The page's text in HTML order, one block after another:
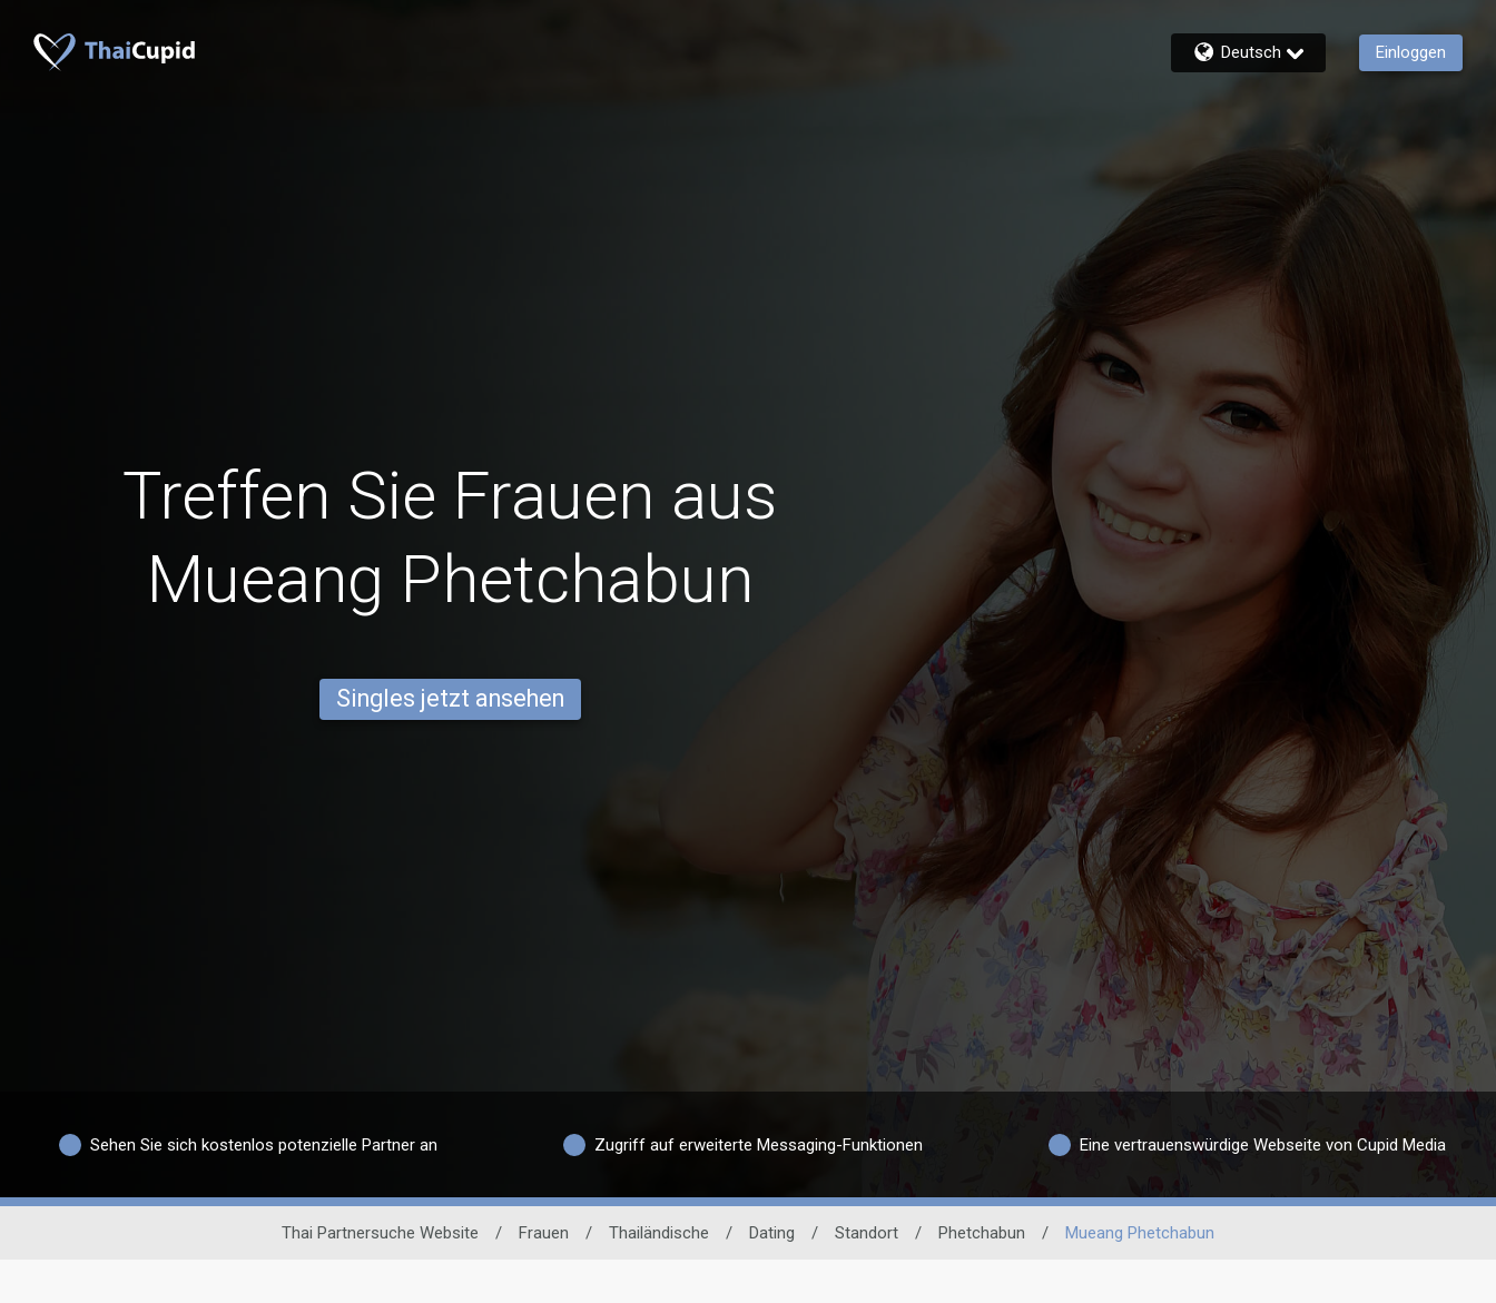
Deutsch Einloggen
Treffen Sie Frauen aus
Mueang Phetchabun
Singles jetzt ansehen
Sehen Sie sich kostenlos potenzielle Partner an Zugriff auf erweiterte Messaging-Funktionen Eine vertrauenswürdige Webseite von Cupid Media
Thai Partnersuche Website / Frauen / Thailändische / Dating / Standort / Phetchabun / Mueang Phetchabun